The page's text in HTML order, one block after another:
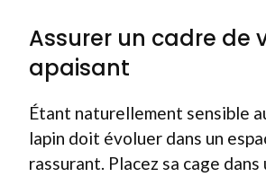
Assurer un cadre de
apaisant
Étant naturellement sensible
lapin doit évoluer dans un
rassurant. Placez sa cage dans